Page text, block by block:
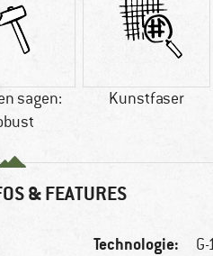
sagen:
Kunstfaser
& FEATURES
Technologie: